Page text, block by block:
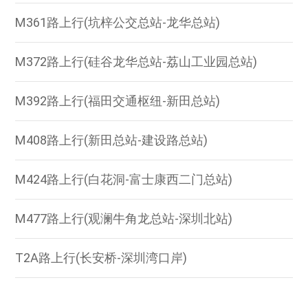
M361路上行(坑梓公交总站-龙华总站)
M372路上行(硅谷龙华总站-荔山工业园总站)
M392路上行(福田交通枢纽-新田总站)
M408路上行(新田总站-建设路总站)
M424路上行(白花洞-富士康西二门总站)
M477路上行(观澜牛角龙总站-深圳北站)
T2A路上行(长安桥-深圳湾口岸)